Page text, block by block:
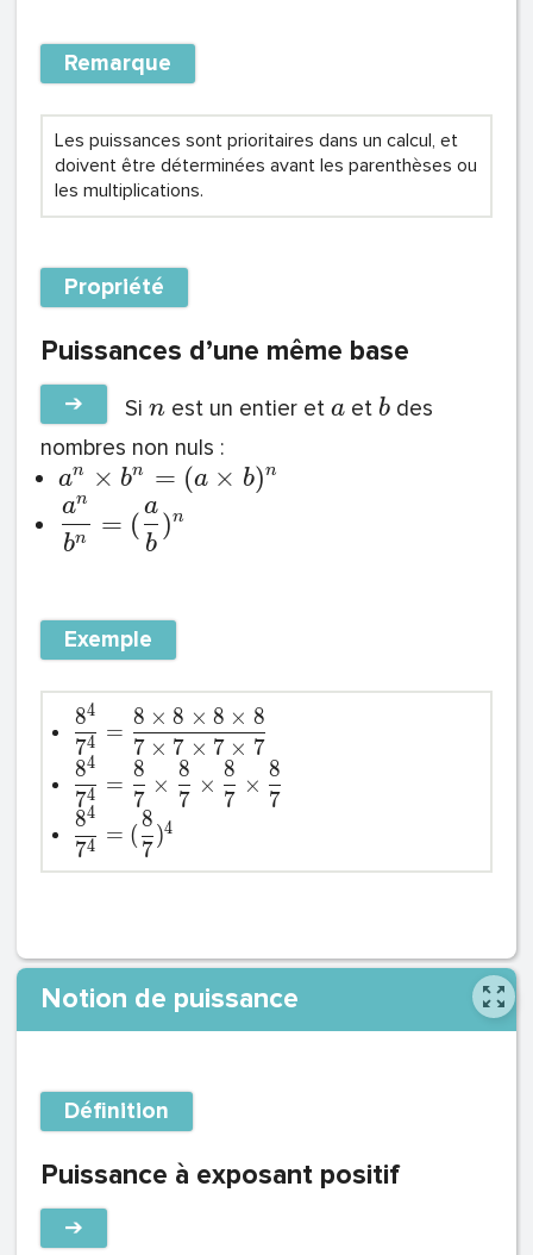
Remarque
Les puissances sont prioritaires dans un calcul, et
doivent être déterminées avant les parenthèses ou
les multiplications.
Propriété
Puissances d’une même base
➔ Si n est un entier et a et b des
nombres non nuls :
an × bn = (a × b)n
bn
an
= (
b
a
)n
Exemple
74
84
=
7 × 7 × 7 × 7
8 × 8 × 8 × 8
74
84
=
7
8
×
7
8
×
7
8
×
7
8
74
84
= (
7
8
)4
Notion de puissance
Définition
Puissance à exposant positif
➔